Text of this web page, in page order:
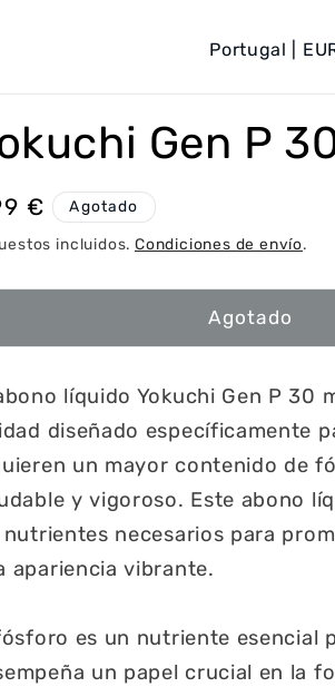
P
s
e
g
ó
n
Gen P
€ Agotado
incluidos. Condiciones de envío.
Agotado
líquido Yokuchi Gen P 30
diseñado específicamente
un mayor contenido de
y vigoroso. Este abono
nutrientes necesarios para
apariencia vibrante.
es un nutriente esencial
un papel crucial en la